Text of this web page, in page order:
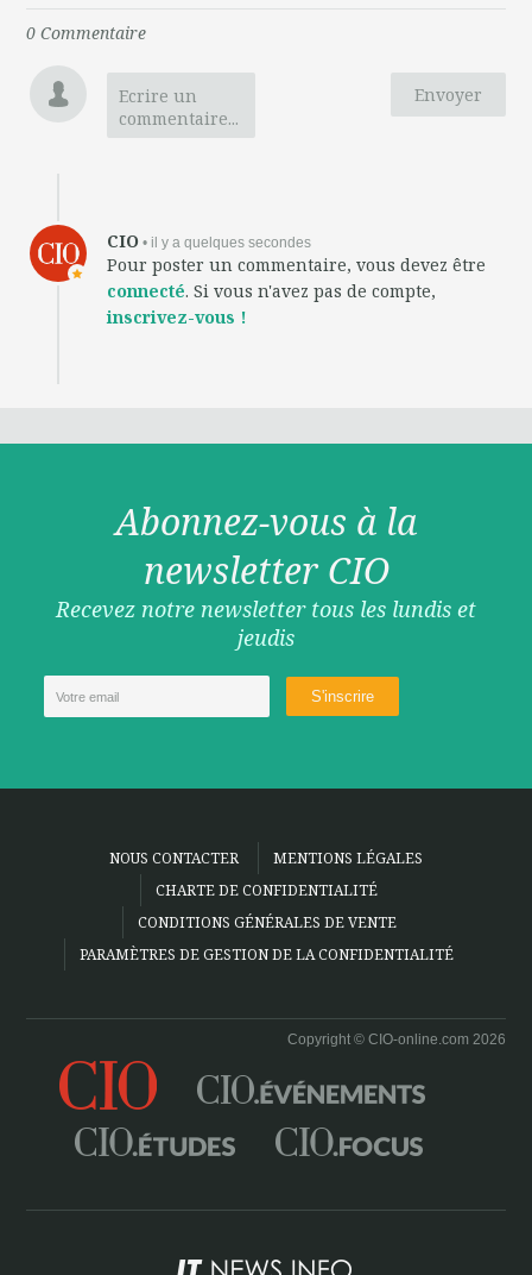
0 Commentaire
Envoyer
Ecrire un
commentaire...
CIO • il y a quelques secondes
Pour poster un commentaire, vous devez être
connecté. Si vous n'avez pas de compte,
inscrivez-vous !
Abonnez-vous à la
newsletter CIO
Recevez notre newsletter tous les lundis et
jeudis
NOUS CONTACTER
MENTIONS LÉGALES
CHARTE DE CONFIDENTIALITÉ
CONDITIONS GÉNÉRALES DE VENTE
PARAMÈTRES DE GESTION DE LA CONFIDENTIALITÉ
Copyright © CIO-online.com 2026